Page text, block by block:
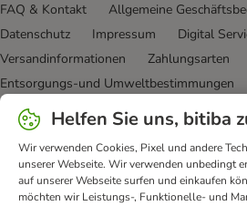
FAQ & Kontakt
Allgemeine
Datenschutz
Impressum
Digital
Versandinformationen
Zahlungsarten
Entsorgungs-und Umweltbestimmungen
Erklärung zur Barrierefreiheit
bitiba GmbH2026
Helfen Sie uns, bitiba
Wir verwenden Cookies, Pixel und andere
unserer Webseite. Wir verwenden unbedingt
auf unserer Webseite surfen und einkaufen
möchten wir Leistungs-, Funktionelle- und